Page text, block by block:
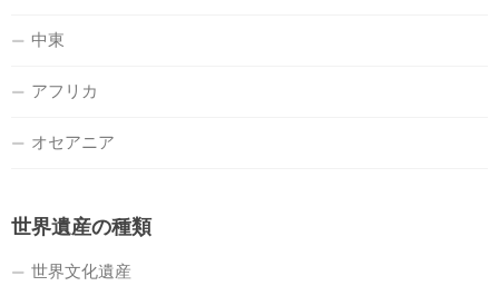
中東
アフリカ
オセアニア
世界遺産の種類
世界文化遺産